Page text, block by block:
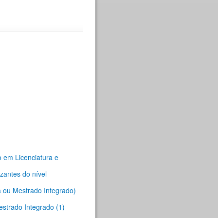
em Licenciatura e
do nível
ou Mestrado Integrado)
Integrado (1)